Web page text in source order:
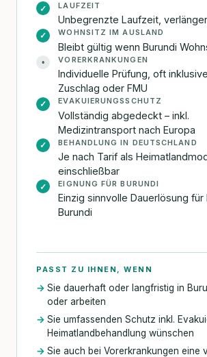
✓ LAUFZEIT
Unbegrenzte Laufzeit,
✓ WOHNSITZ IM AUSLAND
Bleibt gültig wenn Burundi
• VORERKRANKUNGEN
Individuelle Prüfung, oft
Zuschlag oder FMU
✓ EVAKUIERUNGSSCHUTZ
Vollständig abgedeckt – inkl.
Medizintransport nach Europa
✓ BEHANDLUNG IN DEUTSCHLAND
Je nach Tarif als
einschließbar
✓ EIGNUNG FÜR BURUNDI
Einzig sinnvolle Dauerlösung für
Burundi
PASST ZU IHNEN, WENN
Sie dauerhaft oder langfristig in
oder arbeiten
Sie umfassenden Schutz inkl.
Heimatlandbehandlung wünschen
Sie auch bei Vorerkrankungen eine